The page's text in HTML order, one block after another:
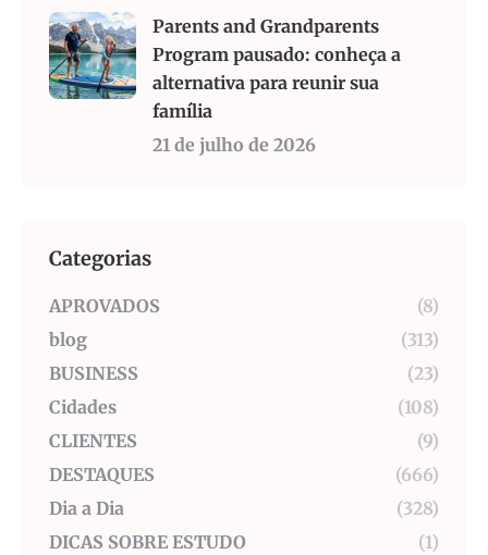
Parents and Grandparents
Program pausado: conheça a
alternativa para reunir sua
família
21 de julho de 2026
Categorias
APROVADOS
(8)
blog
(313)
BUSINESS
(23)
Cidades
(108)
CLIENTES
(9)
DESTAQUES
(666)
Dia a Dia
(328)
DICAS SOBRE ESTUDO
(1)